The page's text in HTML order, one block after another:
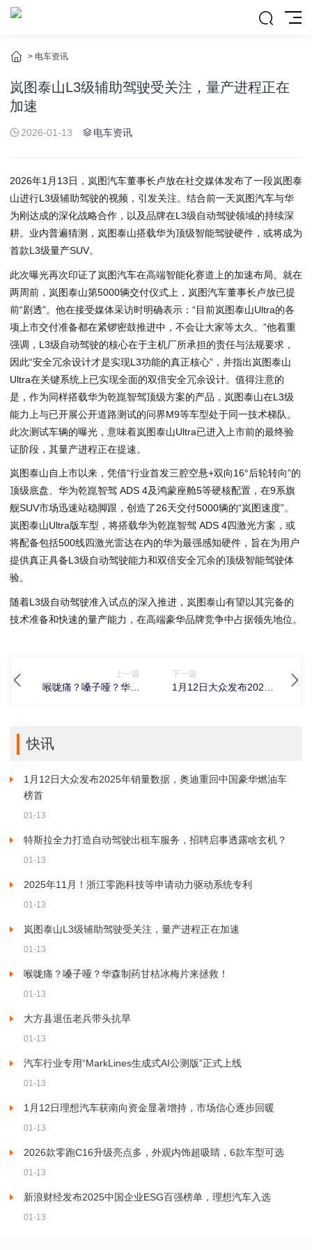
> 电车资讯
岚图泰山L3级辅助驾驶受关注，量产进程正在
加速
2026-01-13 电车资讯
2026年1月13日，岚图汽车董事长卢放在社交媒体发布了一段岚图泰
山进行L3级辅助驾驶的视频，引发关注。结合前一天岚图汽车与华
为刚达成的深化战略合作，以及品牌在L3级自动驾驶领域的持续深
耕。业内普遍猜测，岚图泰山搭载华为顶级智能驾驶硬件，或将成为
首款L3级量产SUV。
此次曝光再次印证了岚图汽车在高端智能化赛道上的加速布局。就在
两周前，岚图泰山第5000辆交付仪式上，岚图汽车董事长卢放已提
前“剧透”。他在接受媒体采访时明确表示：“目前岚图泰山Ultra的各
项上市交付准备都在紧锣密鼓推进中，不会让大家等太久。”他着重
强调，L3级自动驾驶的核心在于主机厂所承担的责任与法规要求，
因此“安全冗余设计才是实现L3功能的真正核心”，并指出岚图泰山
Ultra在关键系统上已实现全面的双倍安全冗余设计。值得注意的
是，作为同样搭载华为乾崑智驾顶级方案的产品，岚图泰山在L3级
能力上与已开展公开道路测试的问界M9等车型处于同一技术梯队。
此次测试车辆的曝光，意味着岚图泰山Ultra已进入上市前的最终验
证阶段，其量产进程正在提速。
岚图泰山自上市以来，凭借“行业首发三腔空悬+双向16°后轮转向”的
顶级底盘、华为乾崑智驾 ADS 4及鸿蒙座舱5等硬核配置，在9系旗
舰SUV市场迅速站稳脚跟，创造了26天交付5000辆的“岚图速度”。
岚图泰山Ultra版车型，将搭载华为乾崑智驾 ADS 4四激光方案，或
将配备包括500线四激光雷达在内的华为最强感知硬件，旨在为用户
提供真正具备L3级自动驾驶能力和双倍安全冗余的顶级智能驾驶体
验。
随着L3级自动驾驶准入试点的深入推进，岚图泰山有望以其完备的
技术准备和快速的量产能力，在高端豪华品牌竞争中占据领先地位。
上一篇
喉咙痛？嗓子哑？华森
下一篇
1月12日大众发布2025
快讯
1月12日大众发布2025年销量数据，奥迪重回中国豪华燃油车
榜首
01-13
特斯拉全力打造自动驾驶出租车服务，招聘启事透露啥玄机？
01-13
2025年11月！浙江零跑科技等申请动力驱动系统专利
01-13
岚图泰山L3级辅助驾驶受关注，量产进程正在加速
01-13
喉咙痛？嗓子哑？华森制药甘桔冰梅片来拯救！
01-13
大方县退伍老兵带头抗旱
01-13
汽车行业专用“MarkLines生成式AI公测版”正式上线
01-13
1月12日理想汽车获南向资金显著增持，市场信心逐步回暖
01-13
2026款零跑C16升级亮点多，外观内饰超吸睛，6款车型可选
01-13
新浪财经发布2025中国企业ESG百强榜单，理想汽车入选
01-13